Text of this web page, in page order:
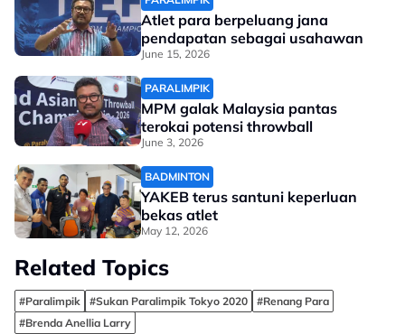
Atlet para berpeluang jana
pendapatan sebagai usahawan
June 15, 2026
PARALIMPIK
MPM galak Malaysia pantas
terokai potensi throwball
June 3, 2026
BADMINTON
YAKEB terus santuni keperluan
bekas atlet
May 12, 2026
Related Topics
#Paralimpik #Sukan Paralimpik Tokyo 2020
#Renang Para
#Brenda Anellia Larry